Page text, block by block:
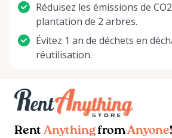
Réduisez les émissions de
plantation de 2 arbres.
Évitez 1 an de déchets en
réutilisation.
Rent AnythingfromAnyone!